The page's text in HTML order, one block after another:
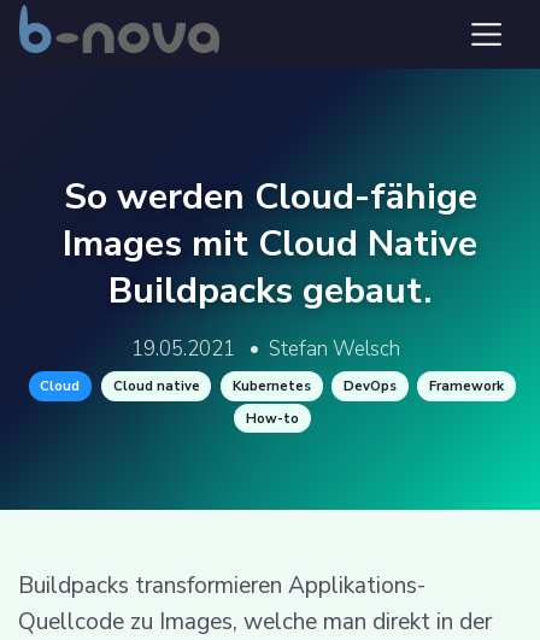
So werden Cloud-fähige
Images mit Cloud Native
Buildpacks gebaut.
19.05.2021 • Stefan Welsch
Cloud Cloud native Kubernetes DevOps
Framework
How-to
Buildpacks transformieren Applikations-
Quellcode zu Images, welche man direkt in der